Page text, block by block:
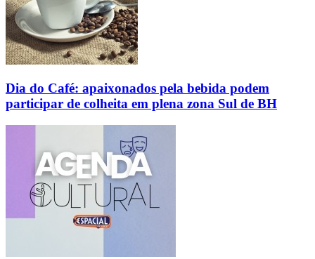
Dia do Café: apaixonados pela bebida podem
participar de colheita em plena zona Sul de BH